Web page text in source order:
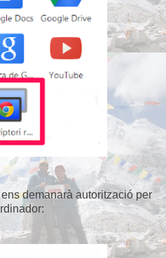
demanarà autorització per